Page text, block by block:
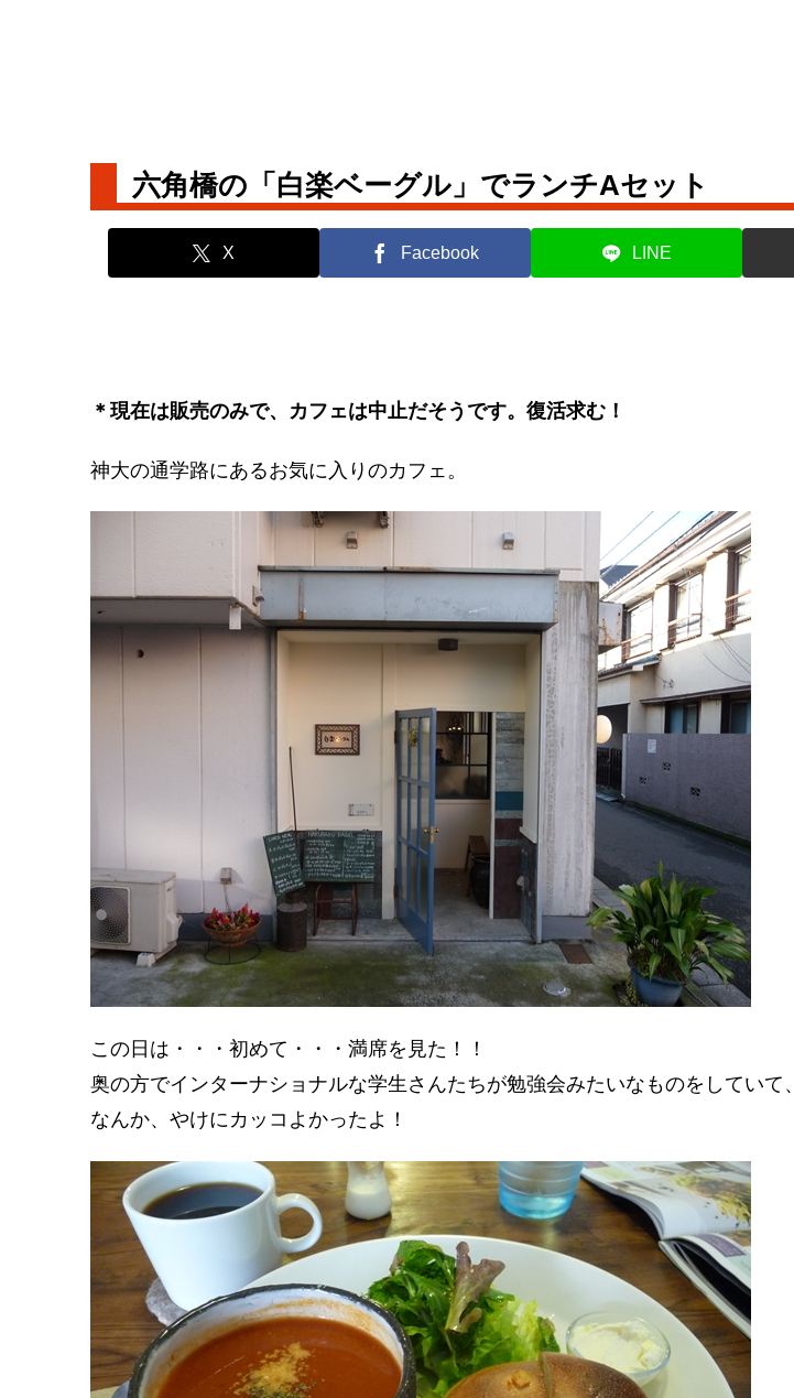
六角橋の「白楽ベーグル」でランチAセット
X Facebook LINE
＊現在は販売のみで、カフェは中止だそうです。復活求む！
神大の通学路にあるお気に入りのカフェ。
この日は・・・初めて・・・満席を見た！！
奥の方でインターナショナルな学生さんたちが勉強会みたいなものをしていて、
なんか、やけにカッコよかったよ！